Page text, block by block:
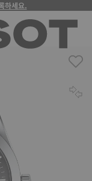
하세요.